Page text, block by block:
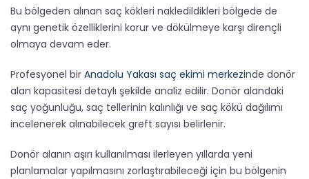
Bu bölgeden alınan saç kökleri nakledildikleri bölgede de
aynı genetik özelliklerini korur ve dökülmeye karşı dirençli
olmaya devam eder.
Profesyonel bir Anadolu Yakası saç ekimi merkezinde donör
alan kapasitesi detaylı şekilde analiz edilir. Donör alandaki
saç yoğunluğu, saç tellerinin kalınlığı ve saç kökü dağılımı
incelenerek alınabilecek greft sayısı belirlenir.
Donör alanın aşırı kullanılması ilerleyen yıllarda yeni
planlamalar yapılmasını zorlaştırabileceği için bu bölgenin